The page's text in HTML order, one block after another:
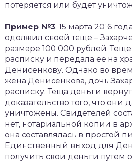
потеряется или будет
Пример №3. 15 марта 2016
одолжил своей теще –
размере 100 000 рублей. Теще
расписку и передала ее на
Денисенкову. Однако во
жена Денисенкова, дочь
расписку. Теща деньги
доказательство того, что они
уничтожены. Свидетелей
нет, нотариальной копии в
она составлялась в простой
Единственный выход для
получить свои деньги путем